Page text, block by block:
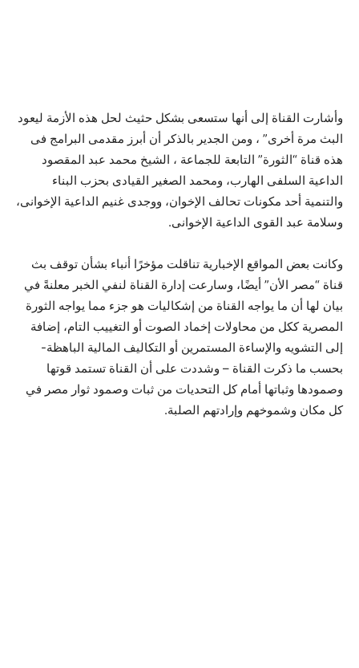
وأشارت القناة إلى أنها ستسعى بشكل حثيث لحل هذه الأزمة ليعود
البث مرة أخرى” ، ومن الجدير بالذكر أن أبرز مقدمى البرامج فى
هذه قناة “الثورة” التابعة للجماعة ، الشيخ محمد عبد المقصود
الداعية السلفى الهارب، ومحمد الصغير القيادى بحزب البناء
والتنمية أحد مكونات تحالف الإخوان، ووجدى غنيم الداعية الإخوانى،
وسلامة عبد القوى الداعية الإخوانى.
وكانت بعض المواقع الإخبارية تناقلت مؤخرًا أنباء بشأن توقف بث
قناة “مصر الأن” أيضًا، وسارعت إدارة القناة لنفي الخبر معلنةً في
بيان لها أن ما يواجه القناة من إشكاليات هو جزء مما يواجه الثورة
المصرية ككل من محاولات إخماد الصوت أو التغييب التام، إضافة
إلى التشويه والإساءة المستمرين أو التكاليف المالية الباهظة-
بحسب ما ذكرت القناة – وشددت على أن القناة تستمد قوتها
وصمودها وثباتها أمام كل التحديات من ثبات وصمود ثوار مصر في
كل مكان وشموخهم وإرادتهم الصلبة.